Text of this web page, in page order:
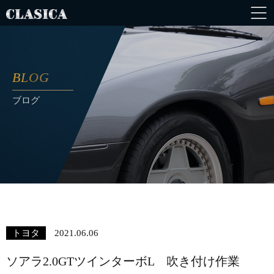
BLOG
ブログ
トヨタ 2021.06.06
ソアラ2.0GTツインターボL 吹き付け作業